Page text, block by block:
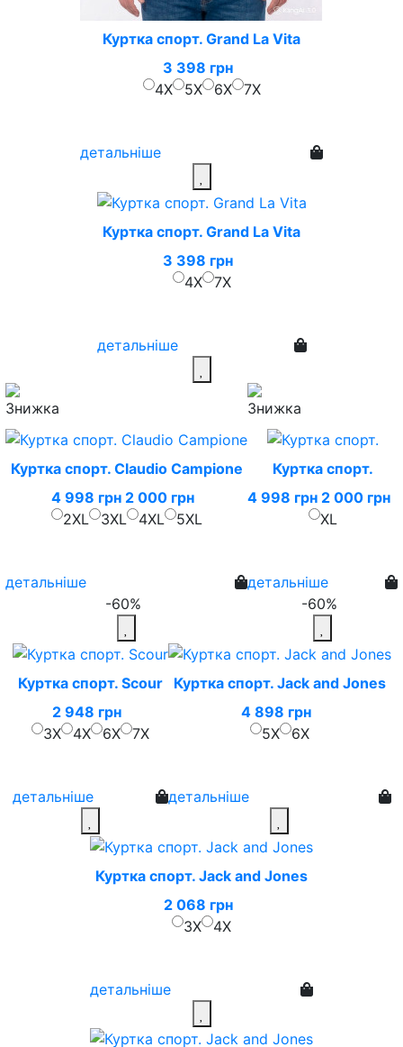
Куртка спорт. Grand La Vita
3 398 грн
4X
5X 6X 7X
детальніше
Куртка спорт. Grand La Vita
3 398 грн
4X
7X
детальніше
Куртка спорт. Claudio Campione
4 998 грн 2 000 грн
2XL
3XL 4XL 5XL
детальніше
-60%
Куртка спорт.
4 998 грн 2 000 грн
XL
детальніше
-60%
Куртка спорт. Scour
2 948 грн
3X
4X 6X 7X
детальніше
Куртка спорт. Jack and Jones
4 898 грн
5X
6X
детальніше
Куртка спорт. Jack and Jones
2 068 грн
3X
4X
детальніше